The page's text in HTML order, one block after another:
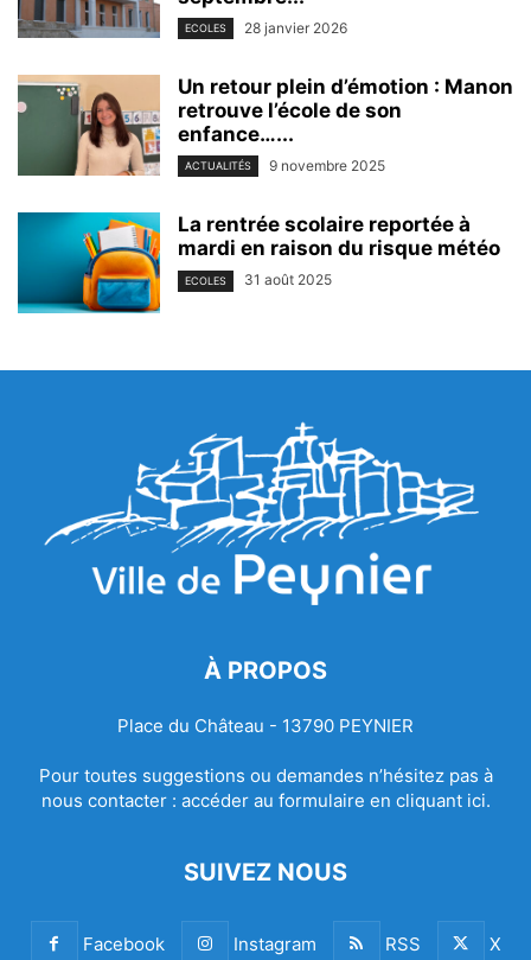
ECOLES 28 janvier 2026
Un retour plein d’émotion : Manon
retrouve l’école de son
enfance…...
ACTUALITÉS 9 novembre 2025
La rentrée scolaire reportée à
mardi en raison du risque météo
ECOLES 31 août 2025
À PROPOS
Place du Château - 13790 PEYNIER
Pour toutes suggestions ou demandes n’hésitez pas à
nous contacter : accéder au formulaire en cliquant ici.
SUIVEZ NOUS
Facebook Instagram RSS X